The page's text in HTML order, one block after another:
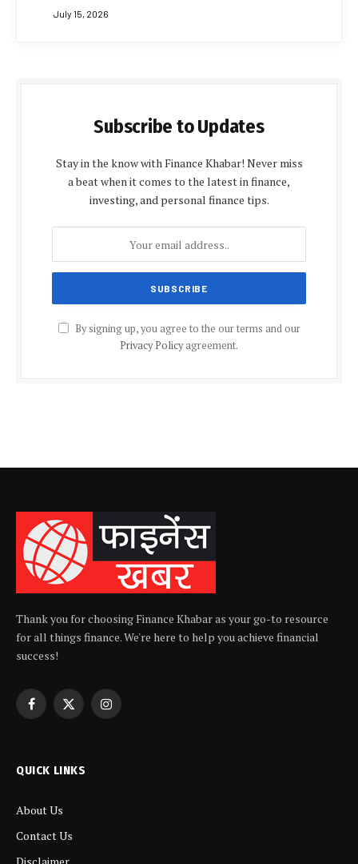
July 15, 2026
Subscribe to Updates
Stay in the know with Finance Khabar! Never miss
a beat when it comes to the latest in finance,
investing, and personal finance tips.
By signing up, you agree to the our terms and our
Privacy Policyagreement.
Thank you for choosing Finance Khabar as your go-to resource
for all things finance. We're here to help you achieve financial
success!
Facebook
X
Instagram
QUICK LINKS
About Us
Contact Us